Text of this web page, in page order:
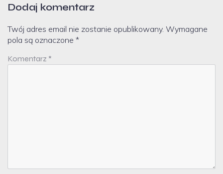
Dodaj komentarz
Twój adres email nie zostanie opublikowany. Wymagane
pola są oznaczone *
Komentarz *